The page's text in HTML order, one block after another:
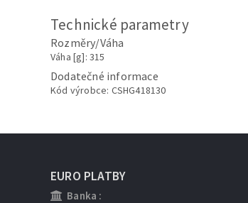
Technické parametry
Rozměry/Váha
Váha [g]: 315
Dodatečné informace
Kód výrobce: CSHG418130
EURO PLATBY
Banka :